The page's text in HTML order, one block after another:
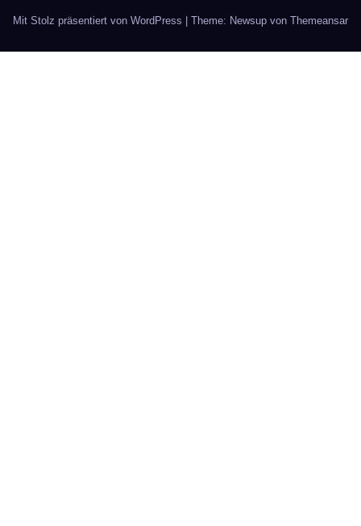
Mit Stolz präsentiert von WordPress Theme: Newsup von Themeansar